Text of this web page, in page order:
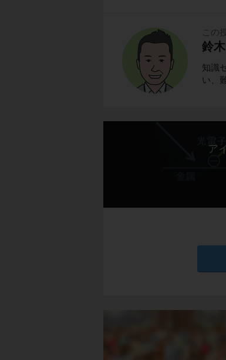
この
鈴
知識
い、
ア